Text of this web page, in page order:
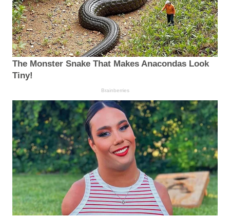
The Monster Snake That Makes Anacondas Look
Tiny!
Brainberries